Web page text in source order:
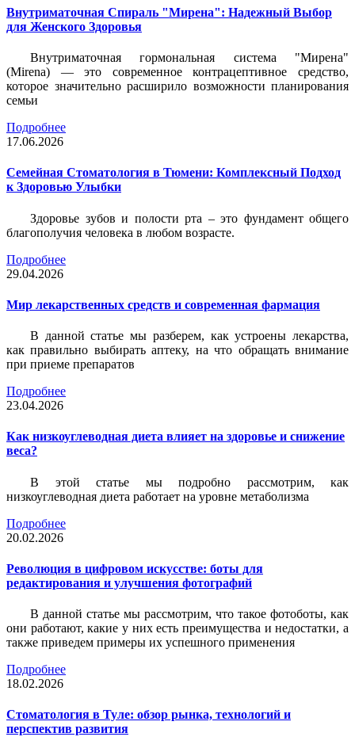
Внутриматочная Спираль "Мирена": Надежный Выбор
для Женского Здоровья
Внутриматочная гормональная система "Мирена"
(Mirena) — это современное контрацептивное средство,
которое значительно расширило возможности планирования
семьи
Подробнее
17.06.2026
Семейная Стоматология в Тюмени: Комплексный Подход
к Здоровью Улыбки
Здоровье зубов и полости рта – это фундамент общего
благополучия человека в любом возрасте.
Подробнее
29.04.2026
Мир лекарственных средств и современная фармация
В данной статье мы разберем, как устроены лекарства,
как правильно выбирать аптеку, на что обращать внимание
при приеме препаратов
Подробнее
23.04.2026
Как низкоуглеводная диета влияет на здоровье и снижение
веса?
В этой статье мы подробно рассмотрим, как
низкоуглеводная диета работает на уровне метаболизма
Подробнее
20.02.2026
Революция в цифровом искусстве: боты для
редактирования и улучшения фотографий
В данной статье мы рассмотрим, что такое фотоботы, как
они работают, какие у них есть преимущества и недостатки, а
также приведем примеры их успешного применения
Подробнее
18.02.2026
Стоматология в Туле: обзор рынка, технологий и
перспектив развития